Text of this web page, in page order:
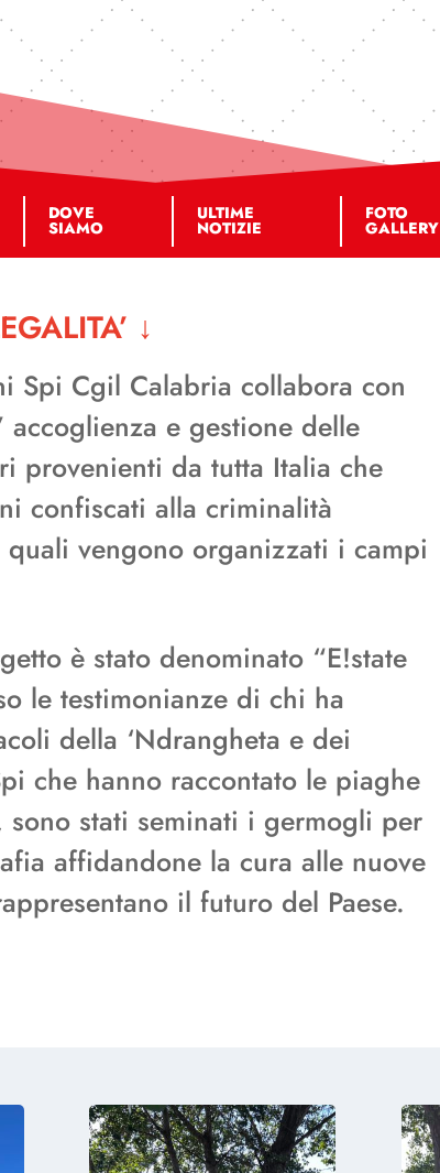
DOVE
SIAMO
ULTIME
NOTIZIE
FOTO
GALLERY
↓
Spi Cgil Calabria collabora con
accoglienza e gestione delle
provenienti da tutta Italia che
confiscati alla criminalità
vengono organizzati i campi
è stato denominato “E!state
le testimonianze di chi ha
della ‘Ndrangheta e dei
che hanno raccontato le piaghe
sono stati seminati i germogli per
affidandone la cura alle nuove
il futuro del Paese.